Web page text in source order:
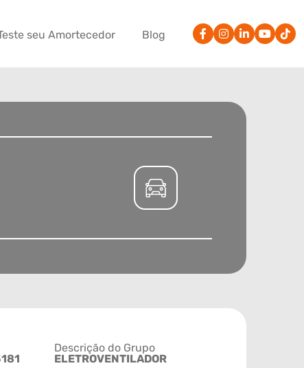
seu Amortecedor Blog
Descrição do Grupo
ELETROVENTILADOR